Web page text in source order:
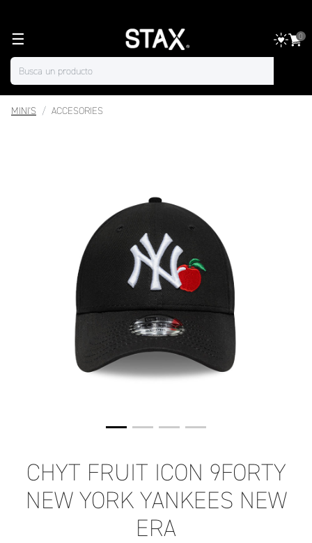
☰ 0
MINI'S ACCESORIES
CHYT FRUIT ICON 9FORTY
NEW YORK YANKEES NEW
ERA